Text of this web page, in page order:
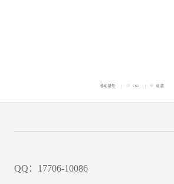
移动靓号 763 收藏
QQ：17706-10086